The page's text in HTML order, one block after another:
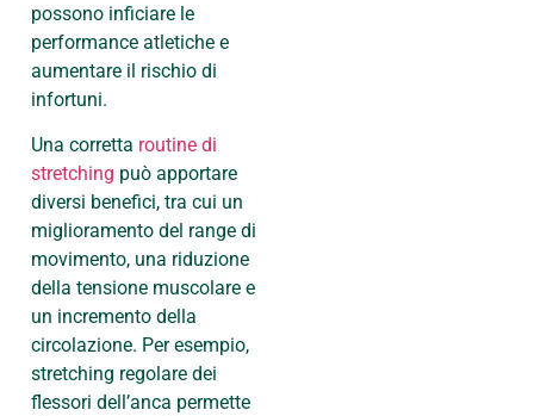
possono inficiare le
performance atletiche e
aumentare il rischio di
infortuni.
Una corretta routine di
stretching può apportare
diversi benefici, tra cui un
miglioramento del range di
movimento, una riduzione
della tensione muscolare e
un incremento della
circolazione. Per esempio,
stretching regolare dei
flessori dell’anca permette